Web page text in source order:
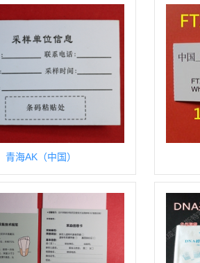
宫颈细胞采集器
青海AK（中国）